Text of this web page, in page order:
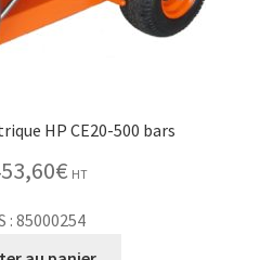
HP CE20-500 bars
€ HT
: 85000254